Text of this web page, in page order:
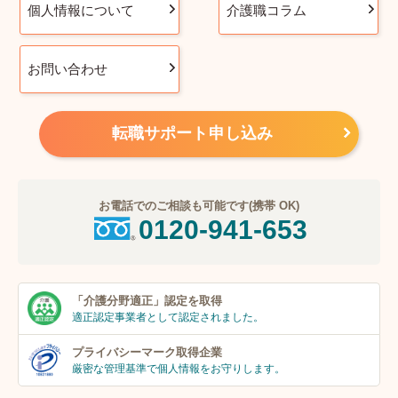
個人情報について 介護職コラム
お問い合わせ
転職サポート申し込み
お電話でのご相談も可能です(携帯 OK)
0120-941-653
「介護分野適正」 認定を取得
適正認定事業者として認定されました。
プライバシーマーク取得企業
厳密な管理基準で個人情報をお守りします。